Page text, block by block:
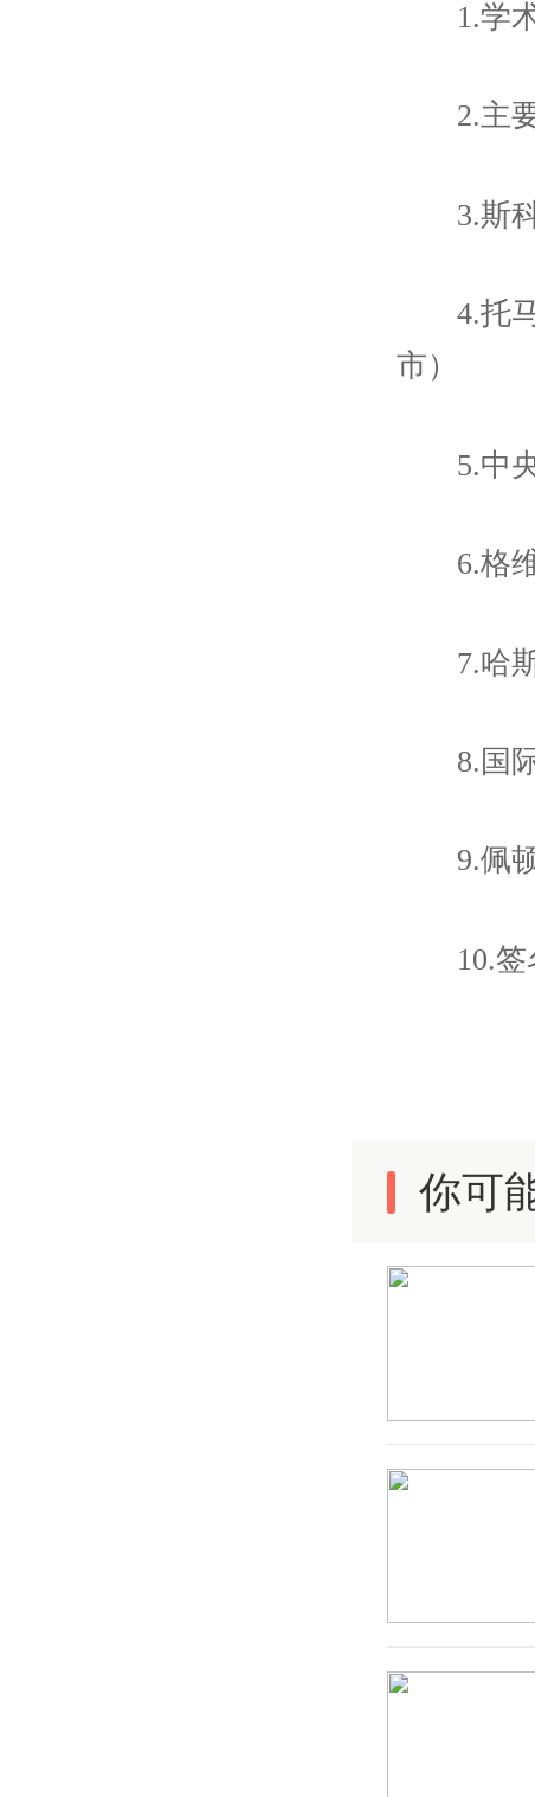
1.学
2.主
3.斯
4.托
市）
5.中
6.格
7.哈
8.国
9.佩
10.
你可